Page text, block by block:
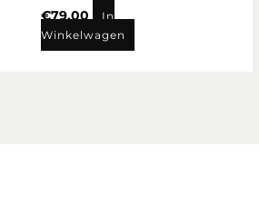
€79,00
In
Winkelwagen